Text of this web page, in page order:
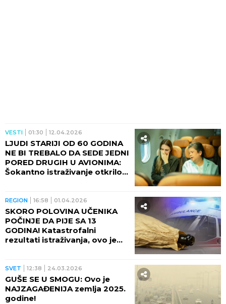
VESTI 01:30 12.04.2026
LJUDI STARIJI OD 60 GODINA
NE BI TREBALO DA SEDE JEDNI
PORED DRUGIH U AVIONIMA:
Šokantno istraživanje otkrilo
REGION 16:58 01.04.2026
SKORO POLOVINA UČENIKA
POČINJE DA PIJE SA 13
GODINA! Katastrofalni
rezultati istraživanja, ovo je
SVET 12:38 24.03.2026
GUŠE SE U SMOGU: Ovo je
NAJZAGAĐENIJA zemlja 2025.
godine!